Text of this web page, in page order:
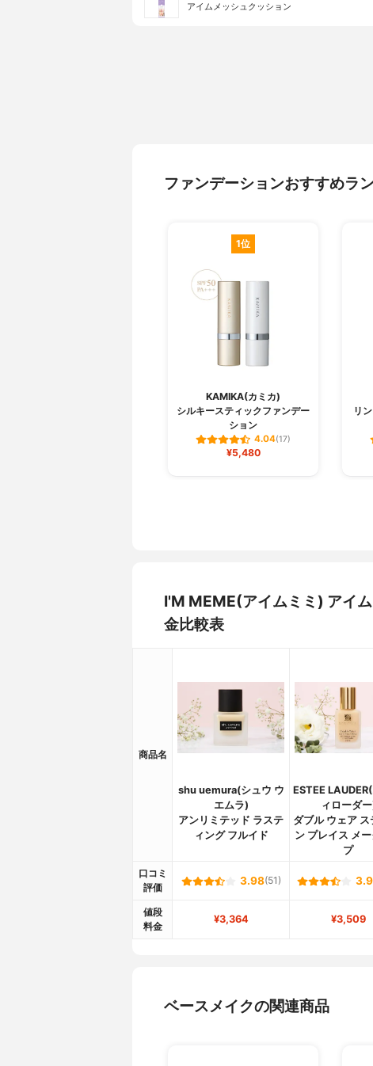
アイムメッシュクッション
ファンデーションおすすめラ
1位
KAMIKA(カミカ)
シルキースティックファンデー
ション
4.04(17)
¥5,480
リ
I'M MEME(アイムミミ) アイ
金比較表
商品名
shu uemura(シュウ ウ
エムラ)
アンリミテッド ラステ
ィング フルイド
ESTEE
ィローダ
ダブル ウェア ス
ン プレイス メ
プ
口コミ
評価
3.98(51)
値段
料金
¥3,364 ¥3,509
ベースメイクの関連商品